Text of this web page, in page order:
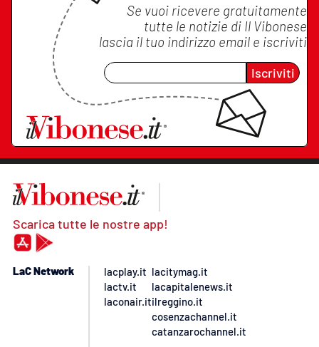
Se vuoi ricevere gratuitamente
tutte le notizie di Il Vibonese
lascia il tuo indirizzo email e iscriviti
Iscriviti
Scarica tutte le nostre app!
LaC Network
lacplay.it
lactv.it
laconair.it
lacitymag.it
lacapitalenews.it
ilreggino.it
cosenzachannel.it
catanzarochannel.it